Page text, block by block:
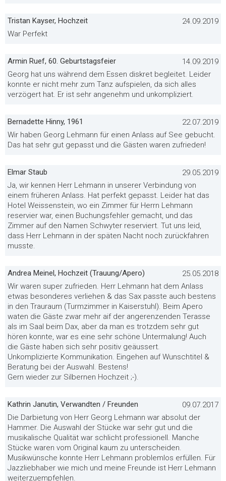
Tristan Kayser, Hochzeit
24.09.2019
War Perfekt
Armin Ruef, 60. Geburtstagsfeier
14.09.2019
Georg hat uns während dem Essen diskret begleitet. Leider
konnte er nicht mehr zum Tanz aufspielen, da sich alles
verzögert hat. Er ist sehr angenehm und unkompliziert.
Bernadette Hinny, 1961
22.07.2019
Wir haben Georg Lehmann für einen Anlass auf See gebucht.
Das hat sehr gut gepasst und die Gästen waren zufrieden!
Elmar Staub
29.05.2019
Ja, wir kennen Herr Lehmann in unserer Verbindung von
einem früheren Anlass. Hat perfekt gepasst. Leider hat das
Hotel Weissenstein, wo ein Zimmer für Herrn Lehmann
reservier war, einen Buchungsfehler gemacht, und das
Zimmer auf den Namen Schwyter reserviert. Tut uns leid,
dass Herr Lehmann in der späten Nacht noch zurückfahren
musste.
Andrea Meinel, Hochzeit (Trauung/Apero)
25.05.2018
Wir waren super zufrieden. Herr Lehmann hat dem Anlass
etwas besonderes verliehen & das Sax passte auch bestens
in den Trauraum (Turmzimmer in Kaiserstuhl). Beim Apero
waten die Gäste zwar mehr aif der angerenzenden Terasse
als im Saal beim Dax, aber da man es trotzdem sehr gut
hören konnte, war es eine sehr schöne Untermalung! Auch
die Gäste haben sich sehr positiv geäussert.
Unkomplizierte Kommunikation. Eingehen auf Wunschtitel &
Beratung bei der Auswahl. Bestens!
Gern wieder zur Silbernen Hochzeit ;-).
Kathrin Janutin, Verwandten / Freunden
09.07.2017
Die Darbietung von Herr Georg Lehmann war absolut der
Hammer. Die Auswahl der Stücke war sehr gut und die
musikalische Qualität war schlicht professionell. Manche
Stücke waren vom Original kaum zu unterscheiden.
Musikwünsche konnte Herr Lehmann problemlos erfüllen. Für
Jazzliebhaber wie mich und meine Freunde ist Herr Lehmann
weiterzuempfehlen.